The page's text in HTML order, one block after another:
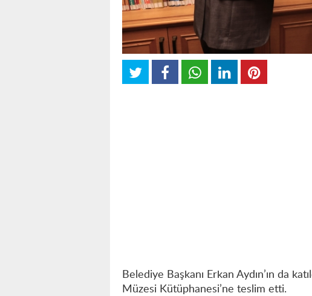
Belediye Başkanı Erkan Aydın’ın da
Müzesi Kütüphanesi’ne teslim etti.